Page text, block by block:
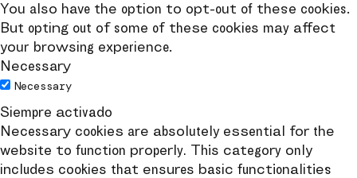
You also have the option to opt-out of these cookies.
But opting out of some of these cookies may affect
your browsing experience.
Necessary
Necessary
Siempre activado
Necessary cookies are absolutely essential for the
website to function properly. This category only
includes cookies that ensures basic functionalities